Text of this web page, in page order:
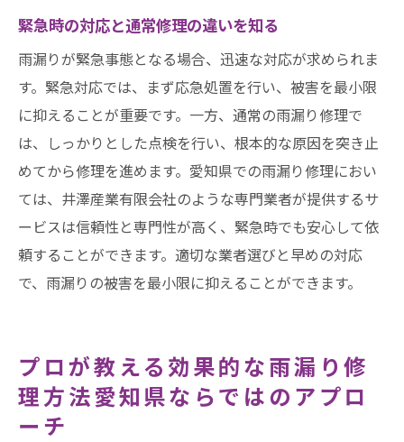
緊急時の対応と通常修理の違いを知る
雨漏りが緊急事態となる場合、迅速な対応が求められま
す。緊急対応では、まず応急処置を行い、被害を最小限
に抑えることが重要です。一方、通常の雨漏り修理で
は、しっかりとした点検を行い、根本的な原因を突き止
めてから修理を進めます。愛知県での雨漏り修理におい
ては、井澤産業有限会社のような専門業者が提供するサ
ービスは信頼性と専門性が高く、緊急時でも安心して依
頼することができます。適切な業者選びと早めの対応
で、雨漏りの被害を最小限に抑えることができます。
プロが教える効果的な雨漏り修
理方法愛知県ならではのアプロ
ーチ